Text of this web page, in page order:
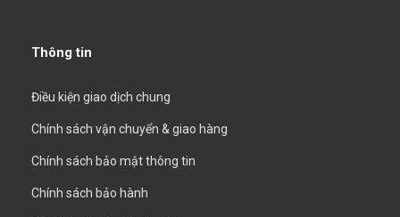
Thông tin
Điều kiện giao dịch chung
Chính sách vận chuyển & giao hàng
Chính sách bảo mật thông tin
Chính sách bảo hành